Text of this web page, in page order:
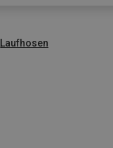
Laufhosen